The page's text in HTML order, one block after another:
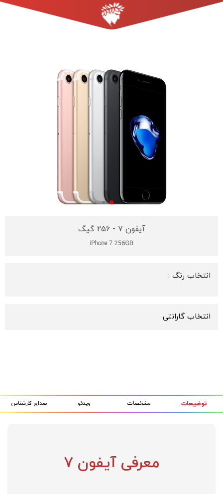
آیفون 7 - 256 گیگ
iPhone 7 256GB
انتخاب رنگ :
انتخاب گارانتی
توضیحات مشخصات ویدئو صدای کارشناس
معرفی آیفون 7